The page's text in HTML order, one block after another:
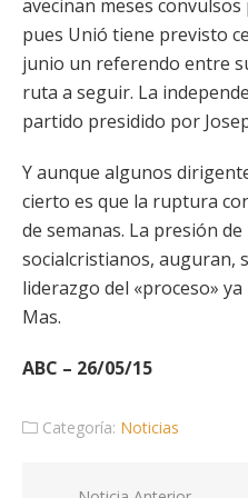
avecinan meses
pues Unió tiene previsto
junio un referendo entre
ruta a seguir. La
partido presidido por
Y aunque algunos
cierto es que la ruptura
de semanas. La presión
socialcristianos, auguran,
liderazgo del «proceso»
Mas.
ABC – 26/05/15
Categoría: Noticias